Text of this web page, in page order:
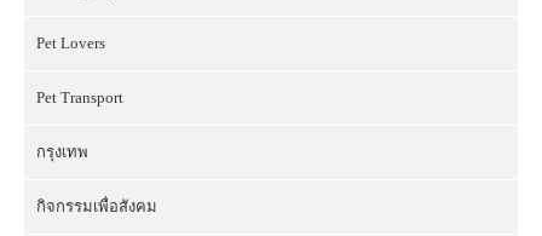
Pet Lovers
Pet Transport
กรุงเทพ
กิจกรรมเพื่อสังคม